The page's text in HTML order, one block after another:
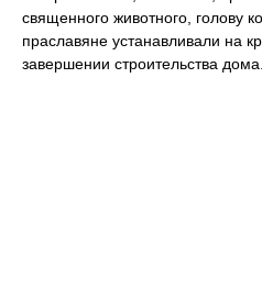
священного животного, голову
праславяне устанавливали на
завершении строительства